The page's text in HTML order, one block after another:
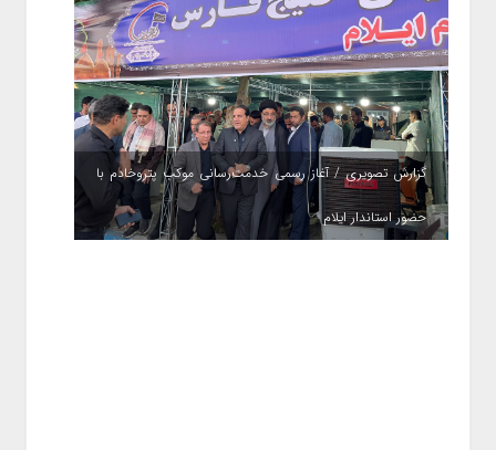
گزارش تصویری / آغاز رسمی خدمت‌رسانی موکب پتروخادم با
حضور استاندار ایلام